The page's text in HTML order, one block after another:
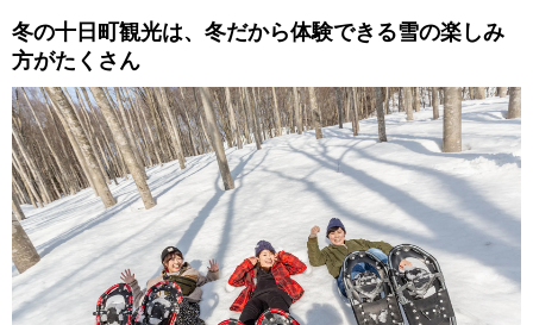
冬の十日町観光は、冬だから体験できる雪の楽しみ
方がたくさん